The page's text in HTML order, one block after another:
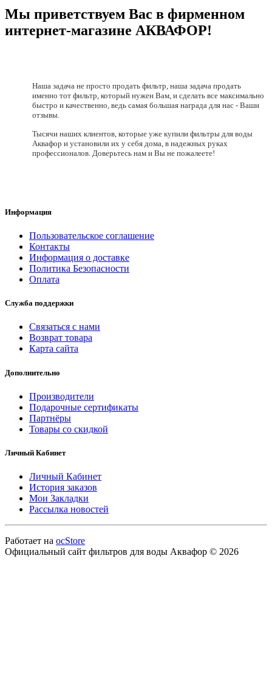
Мы приветствуем Вас в фирменном
интернет-магазине АКВАФОР!
Наша задача не просто продать фильтр, наша задача продать
именно тот фильтр, который нужен Вам, и сделать все максимально
быстро и качественно, ведь самая большая награда для нас - Ваши
отзывы.
Тысячи наших клиентов, которые уже купили фильтры для воды
Аквафор и установили их у себя дома, в надежных руках
профессионалов. Доверьтесь нам и Вы не пожалеете!
Информация
Пользовательское соглашение
Контакты
Информация о доставке
Политика Безопасности
Оплата
Служба поддержки
Связаться с нами
Возврат товара
Карта сайта
Дополнительно
Производители
Подарочные сертификаты
Партнёры
Товары со скидкой
Личный Кабинет
Личный Кабинет
История заказов
Мои Закладки
Рассылка новостей
Работает на ocStore
Официальный сайт фильтров для воды Аквафор © 2026